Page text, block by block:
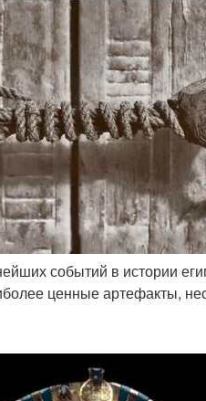
событий в истории
ценные артефакты,